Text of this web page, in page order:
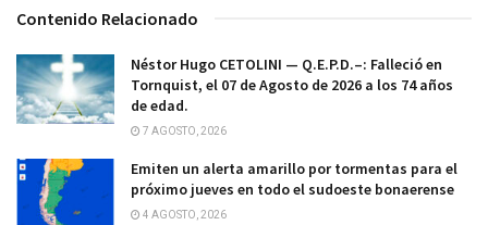
Contenido Relacionado
Néstor Hugo CETOLINI — Q.E.P.D.–: Falleció en
Tornquist, el 07 de Agosto de 2026 a los 74 años
de edad.
7 AGOSTO, 2026
Emiten un alerta amarillo por tormentas para el
próximo jueves en todo el sudoeste bonaerense
4 AGOSTO, 2026